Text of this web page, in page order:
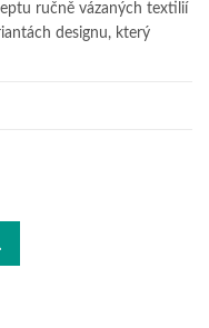
ručně vázaných textilií
designu, který